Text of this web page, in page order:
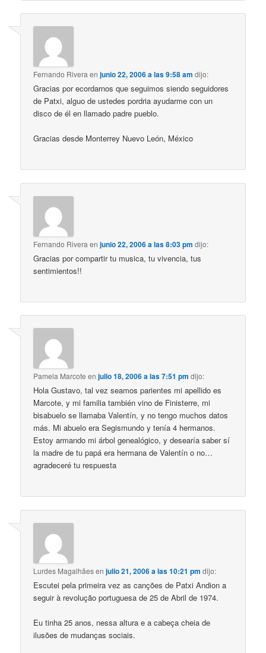
Fernando Rivera enjunio 22, 2006 a las 9:58 am dijo:
Gracias por ecordarnos que seguimos siendo seguidores
de Patxi, alguo de ustedes pordria ayudarme con un
disco de él en llamado padre pueblo.
Gracias desde Monterrey Nuevo León, México
Fernando Rivera enjunio 22, 2006 a las 8:03 pm dijo:
Gracias por compartir tu musica, tu vivencia, tus
sentimientos!!
Pamela Marcote enjulio 18, 2006 a las 7:51 pm dijo:
Hola Gustavo, tal vez seamos parientes mi apellido es
Marcote, y mi familia también vino de Finisterre, mi
bisabuelo se llamaba Valentín, y no tengo muchos datos
más. Mi abuelo era Segismundo y tenía 4 hermanos.
Estoy armando mi árbol genealógico, y desearía saber sí
la madre de tu papá era hermana de Valentín o no…
agradeceré tu respuesta
Lurdes Magalhãesenjulio 21, 2006 a las 10:21 pm dijo:
Escutei pela primeira vez as canções de Patxi Andion a
seguir à revolução portuguesa de 25 de Abril de 1974.
Eu tinha 25 anos, nessa altura e a cabeça cheia de
ilusões de mudanças sociais.